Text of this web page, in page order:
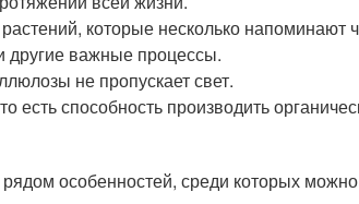
которые несколько напоминают
другие важные процессы.
не пропускает свет.
есть способность производить
особенностей, среди которых